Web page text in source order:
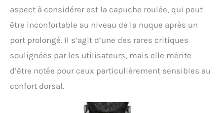
aspect à considérer est la capuche roulée, qui peut
être inconfortable au niveau de la nuque après un
port prolongé. Il s’agit d’une des rares critiques
soulignées par les utilisateurs, mais elle mérite
d’être notée pour ceux particulièrement sensibles au
confort dorsal.